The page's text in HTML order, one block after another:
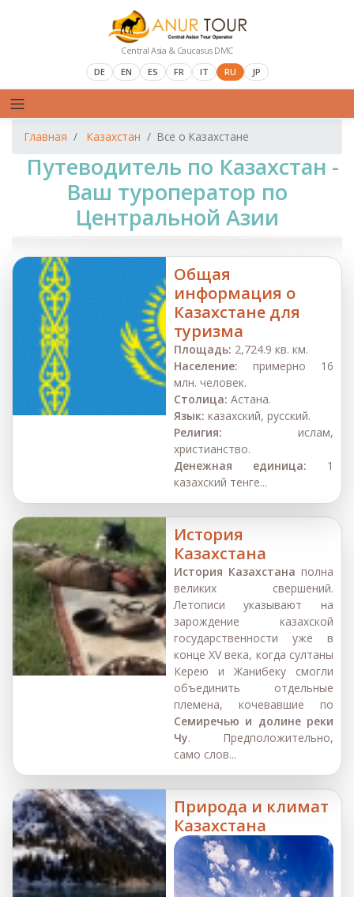
Central Asia & Caucasus DMC
DE
EN ES FR IT RU JP
Главная Казахстан Все о Казахстане
Путеводитель по Казахстан -
Ваш туроператор по
Центральной Азии
Общая
информация о
Казахстане для
туризма
Площадь: 2,724.9 кв. км.
Население: примерно 16
млн. человек.
Столица: Астана.
Язык: казахский, русский.
Религия: ислам,
христианство.
Денежная единица: 1
казахский тенге...
История
Казахстана
История Казахстана полна
великих свершений.
Летописи указывают на
зарождение казахской
государственности уже в
конце XV века, когда султаны
Керею и Жанибеку смогли
объединить отдельные
племена, кочевавшие по
Семиречью и долине реки
Чу. Предположительно,
само слов...
Природа и климат
Казахстана